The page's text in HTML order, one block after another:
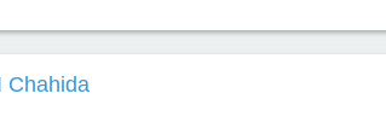
Chahida